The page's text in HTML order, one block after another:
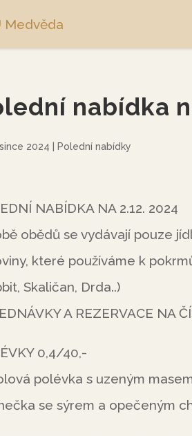
nabídka
2024 Polední nabídky
NABÍDKA NA 2.12. 2024
obědů se vydávají pouze
které používáme k
Skaličan, Drda..)
A REZERVACE NA
0,4/40,-
polévka s uzeným
se sýrem a opečeným